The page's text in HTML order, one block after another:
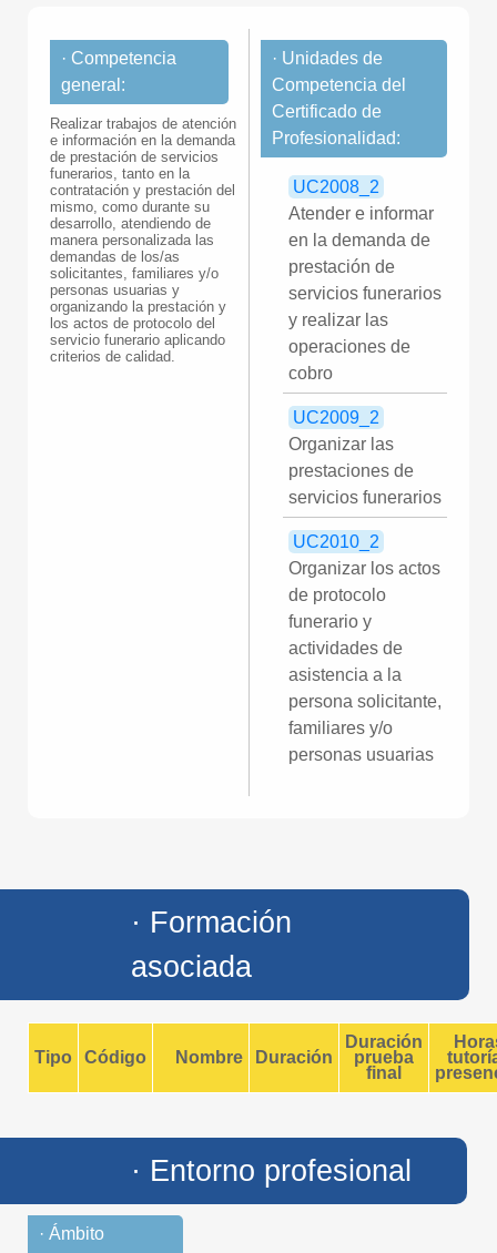
· Competencia
general:
Realizar trabajos de atención
e información en la demanda
de prestación de servicios
funerarios, tanto en la
contratación y prestación del
mismo, como durante su
desarrollo, atendiendo de
manera personalizada las
demandas de los/as
solicitantes, familiares y/o
personas usuarias y
organizando la prestación y
los actos de protocolo del
servicio funerario aplicando
criterios de calidad.
· Unidades de
Competencia del
Certificado de
Profesionalidad:
UC2008_2
Atender e informar
en la demanda de
prestación de
servicios funerarios
y realizar las
operaciones de
cobro
UC2009_2
Organizar las
prestaciones de
servicios funerarios
UC2010_2
Organizar los actos
de protocolo
funerario y
actividades de
asistencia a la
persona solicitante,
familiares y/o
personas usuarias
· Formación
asociada
Tipo Código Nombre Duración
Duración
prueba
final
· Entorno profesional
· Ámbito